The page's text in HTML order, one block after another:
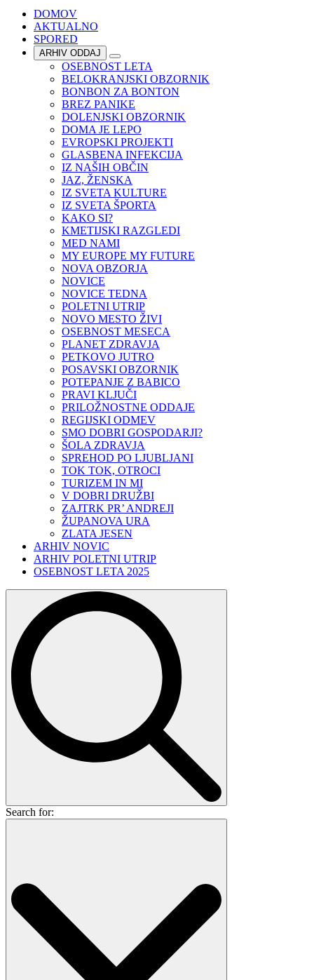
DOMOV
AKTUALNO
SPORED
ARHIV ODDAJ
OSEBNOST LETA
BELOKRANJSKI OBZORNIK
BONBON ZA BONTON
BREZ PANIKE
DOLENJSKI OBZORNIK
DOMA JE LEPO
EVROPSKI PROJEKTI
GLASBENA INFEKCIJA
IZ NAŠIH OBČIN
JAZ, ŽENSKA
IZ SVETA KULTURE
IZ SVETA ŠPORTA
KAKO SI?
KMETIJSKI RAZGLEDI
MED NAMI
MY EUROPE MY FUTURE
NOVA OBZORJA
NOVICE
NOVICE TEDNA
POLETNI UTRIP
NOVO MESTO ŽIVI
OSEBNOST MESECA
PLANET ZDRAVJA
PETKOVO JUTRO
POSAVSKI OBZORNIK
POTEPANJE Z BABICO
PRAVI KLJUČI
PRILOŽNOSTNE ODDAJE
REGIJSKI ODMEV
SMO DOBRI GOSPODARJI?
ŠOLA ZDRAVJA
SPREHOD PO LJUBLJANI
TOK TOK, OTROCI
TURIZEM IN MI
V DOBRI DRUŽBI
ZAJTRK PR’ ANDREJI
ŽUPANOVA URA
ZLATA JESEN
ARHIV NOVIC
ARHIV POLETNI UTRIP
OSEBNOST LETA 2025
Search for: